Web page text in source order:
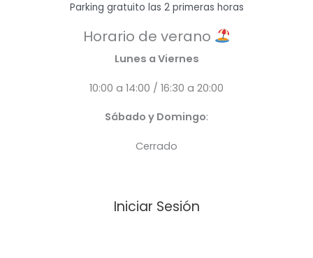
Parking gratuito las 2 primeras horas
Horario de verano
Lunes a Viernes
10:00 a 14:00 / 16:30 a 20:00
Sábado y Domingo:
Cerrado
Iniciar Sesión